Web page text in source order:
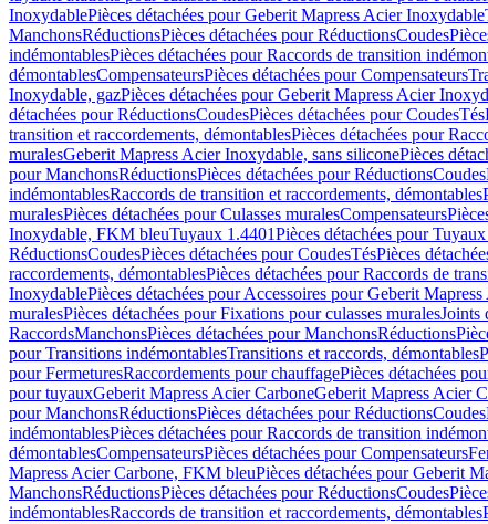
InoxydablePièces détachées pour Geberit Mapress Acier Inoxydable
ManchonsRéductionsPièces détachées pour RéductionsCoudes
indémontablesPièces détachées pour Raccords de transition
démontablesCompensateursPièces détachées pour Compensateurs
Inoxydable, gazPièces détachées pour Geberit Mapress Acier
détachées pour RéductionsCoudesPièces détachées pour CoudesTés
transition et raccordements, démontablesPièces détachées pour
muralesGeberit Mapress Acier Inoxydable, sans siliconePièces
pour ManchonsRéductionsPièces détachées pour RéductionsCoudes
indémontablesRaccords de transition et raccordements, démontables
muralesPièces détachées pour Culasses muralesCompensateurs
Inoxydable, FKM bleuTuyaux 1.4401Pièces détachées pour
RéductionsCoudesPièces détachées pour CoudesTésPièces
raccordements, démontablesPièces détachées pour Raccords de
InoxydablePièces détachées pour Accessoires pour Geberit
muralesPièces détachées pour Fixations pour culasses muralesJoints
RaccordsManchonsPièces détachées pour ManchonsRéductions
pour Transitions indémontablesTransitions et raccords, démontables
pour FermeturesRaccordements pour chauffagePièces détachées
pour tuyauxGeberit Mapress Acier CarboneGeberit Mapress Acier
pour ManchonsRéductionsPièces détachées pour RéductionsCoudes
indémontablesPièces détachées pour Raccords de transition
démontablesCompensateursPièces détachées pour Compensateurs
Mapress Acier Carbone, FKM bleuPièces détachées pour Geberit
ManchonsRéductionsPièces détachées pour RéductionsCoudes
indémontablesRaccords de transition et raccordements, démontables